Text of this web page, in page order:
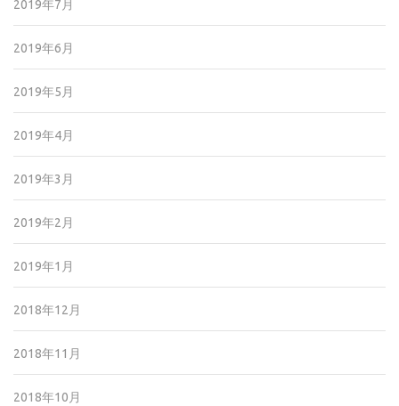
2019年7月
2019年6月
2019年5月
2019年4月
2019年3月
2019年2月
2019年1月
2018年12月
2018年11月
2018年10月